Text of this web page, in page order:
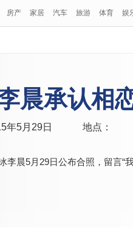
房产 家居 汽车 旅游 体育 娱
晨承认相
年5月29日 地点：
李晨5月29日公布合照，留言“